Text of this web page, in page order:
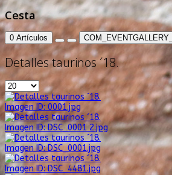
Cesta
0 Artículos
Detalles taurinos ´18.
Imagen ID: 0001.jpg
Imagen ID: DSC_0001 2.jpg
Imagen ID: DSC_0001.jpg
Imagen ID: DSC_4481.jpg